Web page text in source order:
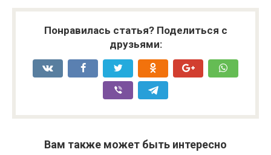
Понравилась статья? Поделиться с
друзьями:
Вам также может быть интересно